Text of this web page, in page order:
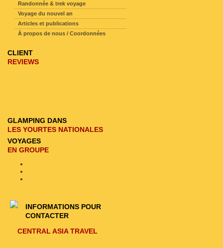
Randonnée & trek voyage
Voyage du nouvel an
Articles et publications
À propos de nous / Coordonnées
CLIENT
REVIEWS
GLAMPING DANS
LES YOURTES NATIONALES
VOYAGES
EN GROUPE
INFORMATIONS POUR
CONTACTER
CENTRAL ASIA TRAVEL